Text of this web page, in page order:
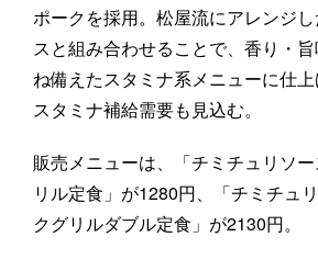
ポークを採用。松屋流にアレンジ
スと組み合わせることで、香り・
ね備えたスタミナ系メニューに仕
スタミナ補給需要も見込む。
販売メニューは、「チミチュリソ
リル定食」が1280円、「チミチュ
クグリルダブル定食」が2130円。